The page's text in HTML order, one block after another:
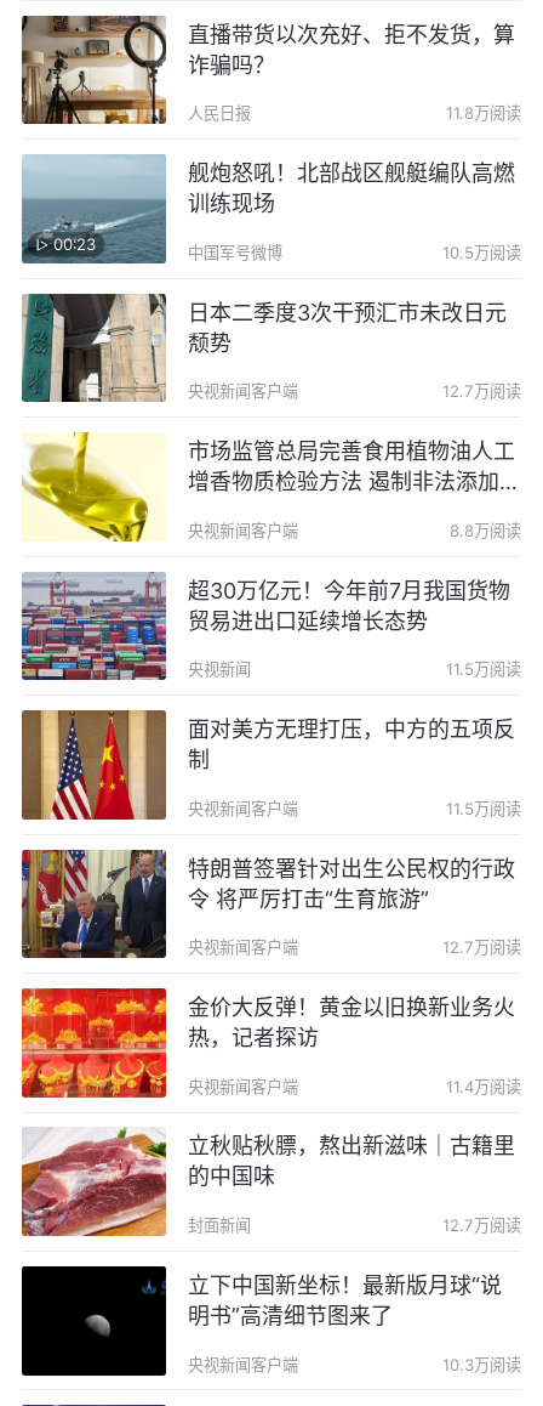
直播带货以次充好、拒不发货，算
诈骗吗？
人民日报 11.8万阅读
00:23
舰炮怒吼！北部战区舰艇编队高燃
训练现场
中国军号微博 10.5万阅读
日本二季度3次干预汇市未改日元
颓势
央视新闻客户端 12.7万阅读
市场监管总局完善食用植物油人工
增香物质检验方法 遏制非法添加行
央视新闻客户端 8.8万阅读
超30万亿元！今年前7月我国货物
贸易进出口延续增长态势
央视新闻 11.5万阅读
面对美方无理打压，中方的五项反
制
央视新闻客户端 11.5万阅读
特朗普签署针对出生公民权的行政
令 将严厉打击“生育旅游”
央视新闻客户端 12.7万阅读
金价大反弹！黄金以旧换新业务火
热，记者探访
央视新闻客户端 11.4万阅读
立秋贴秋膘，熬出新滋味｜古籍里
的中国味
封面新闻 12.7万阅读
立下中国新坐标！最新版月球“说
明书”高清细节图来了
央视新闻客户端 10.3万阅读